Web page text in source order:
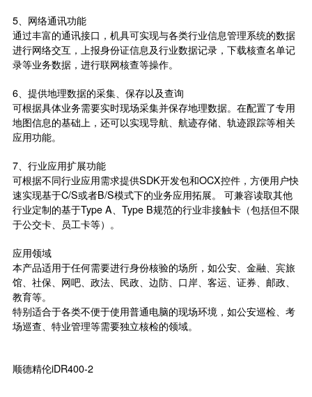
5、网络通讯功能
通过丰富的通讯接口，机具可实现与各类行业信息管理系统的数据
进行网络交互，上报身份证信息及行业数据记录，下载核查名单记
录等业务数据，进行联网核查等操作。
6、提供地理数据的采集、保存以及查询
可根据具体业务需要实时现场采集并保存地理数据。在配置了专用
地图信息的基础上，还可以实现导航、航迹存储、轨迹跟踪等相关
应用功能。
7、行业应用扩展功能
可根据不同行业应用需求提供SDK开发包和OCX控件，方便用户快
速实现基于C/S或者B/S模式下的业务应用拓展。 可兼容读取其他
行业定制的基于Type A、Type B规范的行业非接触卡（包括但不限
于公交卡、员工卡等）。
应用领域
本产品适用于任何需要进行身份核验的场所，如公安、金融、宾旅
馆、社保、网吧、政法、民政、边防、口岸、客运、证券、邮政、
教育等。
特别适合于各类不便于使用普通电脑的现场环境，如公安巡检、考
场巡查、特业管理等需要独立核检的领域。
顺德精伦iDR400-2